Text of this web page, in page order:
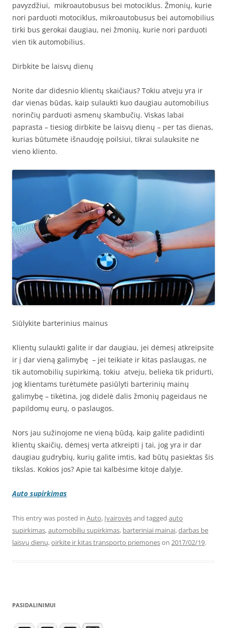
pavyzdžiui, mikroautobusus bei motociklus. Žmonių, kurie
nori parduoti motociklus, mikroautobusus bei automobilius
tirki bus gerokai daugiau, nei žmonių, kurie nori parduoti
vien tik automobilius.
Dirbkite be laisvų dienų
Norite dar didesnio klientų skaičiaus? Tokiu atveju yra ir
dar vienas būdas, kaip sulaukti kuo daugiau automobilius
norinčių parduoti asmenų skambučių. Viskas labai
paprasta – tiesiog dirbkite be laisvų dienų – per tas dienas,
kurias būtumėte išnaudoję poilsiui, tikrai sulauksite ne
vieno kliento.
Siūlykite barterinius mainus
Klientų sulaukti galite ir dar daugiau, jei dėmesį atkreipsite
ir į dar vieną galimybę – jei teikiate ir kitas paslaugas, ne
tik automobilių supirkimą, tokiu atveju, belieka tik pridurti,
jog klientams turėtumėte pasiūlyti barterinių mainų
galimybę – tikėtina, jog didelė dalis žmonių pageidaus ne
papildomų eurų, o paslaugos.
Nors jau sužinojome ne vieną būdą, kaip galite padidinti
klientų skaičių, dėmesį verta atkreipti į tai, jog yra ir dar
daugiau gudrybių, kurių galite imtis, kad būtų pasiektas šis
tikslas. Kokios jos? Apie tai kalbėsime kitoje dalyje.
Auto supirkimas
This entry was posted in Auto, Įvairovėsand tagged auto
supirkimas,automobiliu supirkimas, barteriniai mainai,darbas be
laisvų dienų,oirkite ir kitas transporto priemoneson 2017/02/19.
PASIDALINIMUI